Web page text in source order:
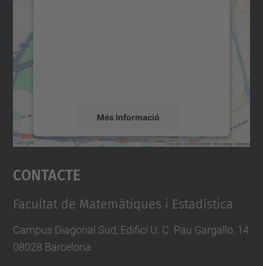
Més Informació
Accepta
powered by
Contacte
Facultat de Matemàtiques i Estadística
Campus Diagonal Sud, Edifici U. C. Pau Gargallo, 14
08028 Barcelona